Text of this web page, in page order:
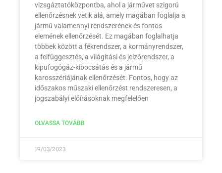
vizsgáztatóközpontba, ahol a járművet szigorú
ellenőrzésnek vetik alá, amely magában foglalja a
jármű valamennyi rendszerének és fontos
elemének ellenőrzését. Ez magában foglalhatja
többek között a fékrendszer, a kormányrendszer,
a felfüggesztés, a világítási és jelzőrendszer, a
kipufogógáz-kibocsátás és a jármű
karosszériájának ellenőrzését. Fontos, hogy az
időszakos műszaki ellenőrzést rendszeresen, a
jogszabályi előírásoknak megfelelően
OLVASSA TOVÁBB
19/03/2023